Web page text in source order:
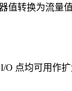
值转换为流
点均可用作